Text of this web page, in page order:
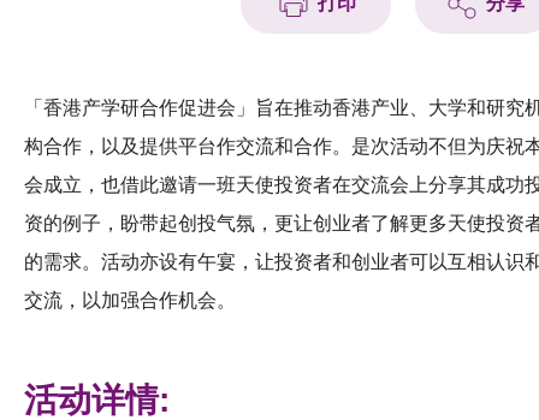
「香港产学研合作促进会」旨在推动香港产业、大学和研究
构合作，以及提供平台作交流和合作。是次活动不但为庆祝
会成立，也借此邀请一班天使投资者在交流会上分享其成功
资的例子，盼带起创投气氛，更让创业者了解更多天使投资
的需求。活动亦设有午宴，让投资者和创业者可以互相认识
交流，以加强合作机会。
活动详情: